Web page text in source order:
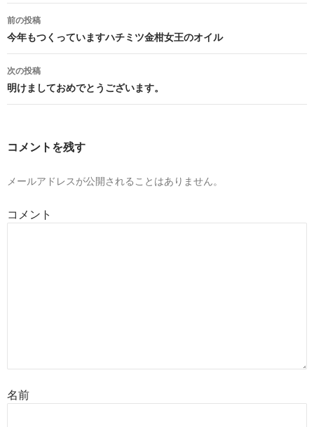
投
稿
ナ
ビ
ゲ
ー
ョ
ン
前の投稿
今年もつくっていますハチミツ金柑女王のオイル
次の投稿
明けましておめでとうございます。
コメントを残す
メールアドレスが公開されることはありません。
コメント
名前